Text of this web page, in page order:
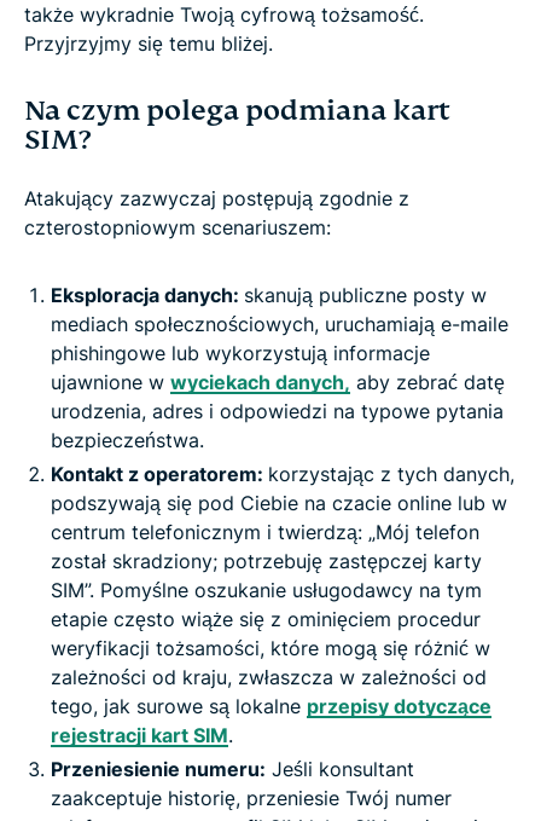
także wykradnie Twoją cyfrową tożsamość.
Przyjrzyjmy się temu bliżej.
Na czym polega podmiana kart
SIM?
Atakujący zazwyczaj postępują zgodnie z
czterostopniowym scenariuszem:
Eksploracja danych: skanują publiczne posty w
mediach społecznościowych, uruchamiają e-maile
phishingowe lub wykorzystują informacje
ujawnione w wyciekach danych, aby zebrać datę
urodzenia, adres i odpowiedzi na typowe pytania
bezpieczeństwa.
Kontakt z operatorem: korzystając z tych danych,
podszywają się pod Ciebie na czacie online lub w
centrum telefonicznym i twierdzą: „Mój telefon
został skradziony; potrzebuję zastępczej karty
SIM”. Pomyślne oszukanie usługodawcy na tym
etapie często wiąże się z ominięciem procedur
weryfikacji tożsamości, które mogą się różnić w
zależności od kraju, zwłaszcza w zależności od
tego, jak surowe są lokalne przepisy dotyczące
rejestracji kart SIM.
Przeniesienie numeru: Jeśli konsultant
zaakceptuje historię, przeniesie Twój numer